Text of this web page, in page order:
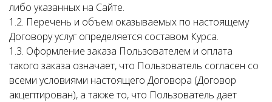
либо указанных на Сайте.
1.2. Перечень и объем оказываемых по настоящему
Договору услуг определяется составом Курса.
1.3. Оформление заказа Пользователем и оплата
такого заказа означает, что Пользователь согласен со
всеми условиями настоящего Договора (Договор
акцептирован), а также то, что Пользователь дает